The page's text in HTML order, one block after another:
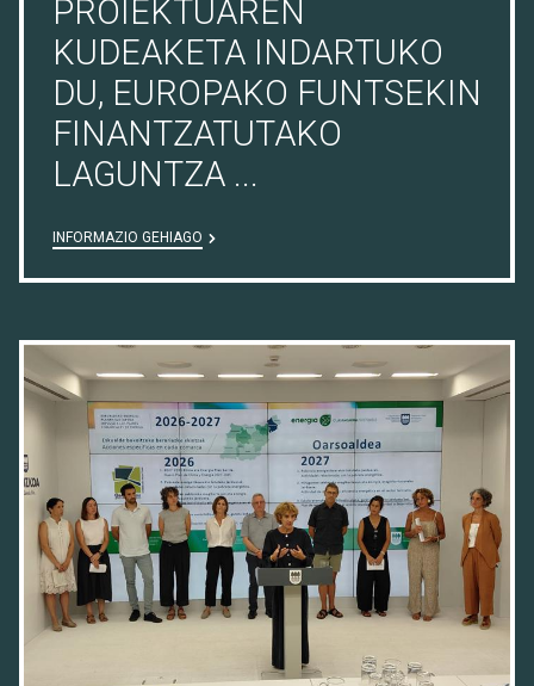
PROIEKTUAREN
KUDEAKETA INDARTUKO
DU, EUROPAKO FUNTSEKIN
FINANTZATUTAKO
LAGUNTZA ...
INFORMAZIO GEHIAGO